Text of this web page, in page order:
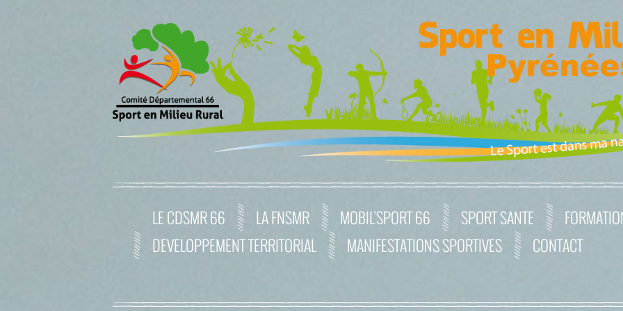
LE CDSMR 66 LA FNSMR MOBIL’SPORT 66 SPORT SANTE
DEVELOPPEMENT TERRITORIAL
MANIFESTATIONS SPORTIVES CONTACT